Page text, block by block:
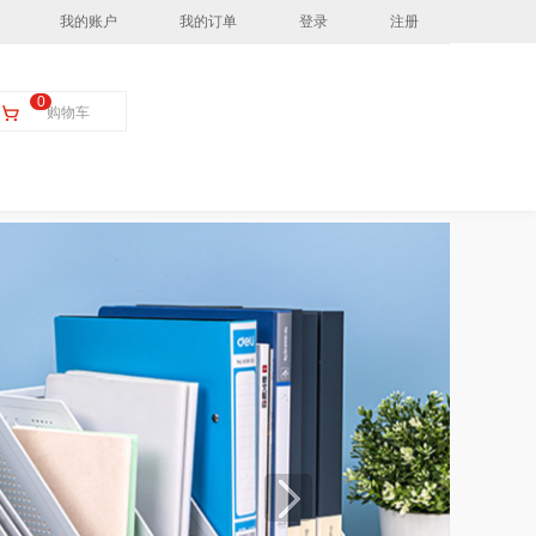
我的账户 我的订单 登录 注册
购物车
0